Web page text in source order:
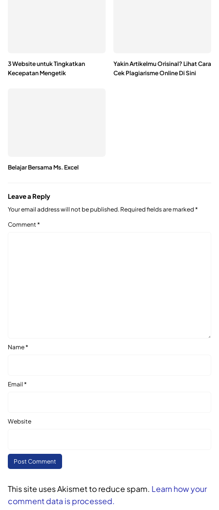
3 Website untuk Tingkatkan
Kecepatan Mengetik
Yakin Artikelmu Orisinal? Lihat Cara
Cek Plagiarisme Online Di Sini
Belajar Bersama Ms. Excel
Leave a Reply
Your email address will not be published. Required fields are marked *
Comment *
Name*
Email *
Website
This site uses Akismet to reduce spam. Learn how your
comment data is processed.